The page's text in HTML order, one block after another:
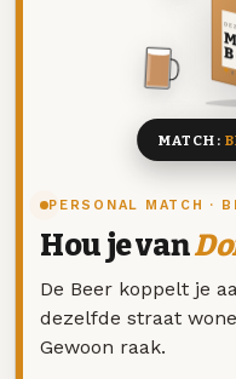
PERSONAL MATCH ·
Hou je van
De Beer koppelt je
dezelfde straat
Gewoon raak.
8
MATCH: